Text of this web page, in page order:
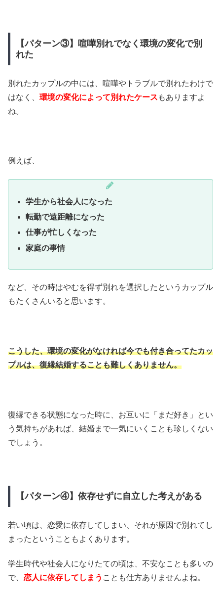
【パターン③】喧嘩別れでなく環境の変化で別
れた
別れたカップルの中には、喧嘩やトラブルで別れたわけで
はなく、 環境の変化によって別れたケース もありますよ
ね。
例えば、
学生から社会人になった
転勤で遠距離になった
仕事が忙しくなった
家庭の事情
など、その時はやむを得ず別れを選択したというカップル
もたくさんいると思います。
こうした、環境の変化がなければ今でも付き合ってたカッ
プルは、復縁結婚することも難しくありません。
復縁できる状態になった時に、お互いに「まだ好き」とい
う気持ちがあれば、結婚まで一気にいくことも珍しくない
でしょう。
【パターン④】依存せずに自立した考えがある
若い頃は、恋愛に依存してしまい、それが原因で別れてし
まったということもよくあります。
学生時代や社会人になりたての頃は、不安なことも多いの
で、 恋人に依存してしまう ことも仕方ありませんよね。